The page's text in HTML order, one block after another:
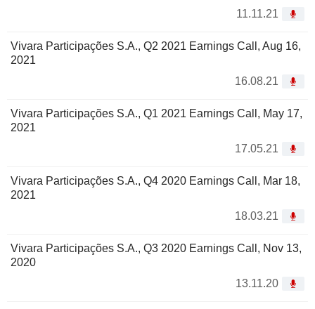
11.11.21
Vivara Participações S.A., Q2 2021 Earnings Call, Aug 16,
2021
16.08.21
Vivara Participações S.A., Q1 2021 Earnings Call, May 17,
2021
17.05.21
Vivara Participações S.A., Q4 2020 Earnings Call, Mar 18,
2021
18.03.21
Vivara Participações S.A., Q3 2020 Earnings Call, Nov 13,
2020
13.11.20